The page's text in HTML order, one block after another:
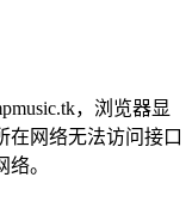
，浏览器显
在网络无法访问接口
。